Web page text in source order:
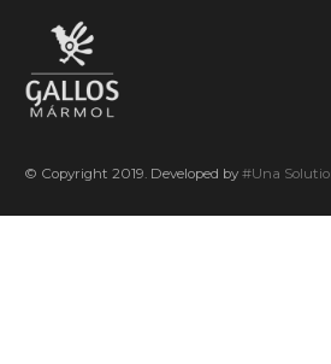
© Copyright 2019. Developed by #Una